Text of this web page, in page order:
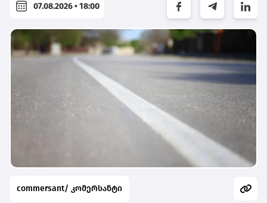
07.08.2026 • 18:00
commersant/ კომერსანტი